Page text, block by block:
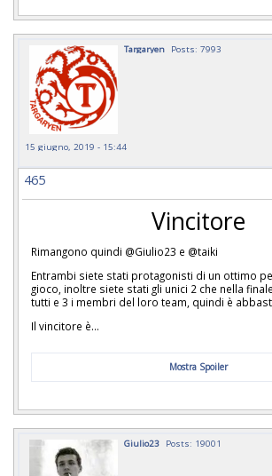
Targaryen Posts: 7993
15 giugno, 2019 - 15:44
465
Vincitore
Rimangono quindi @Giulio23 e @taiki
Entrambi siete stati protagonisti di un ottimo
gioco, inoltre siete stati gli unici 2 che nella
tutti e 3 i membri del loro team, quindi è
Il vincitore è...
Mostra Spoiler
Giulio23 Posts: 19001